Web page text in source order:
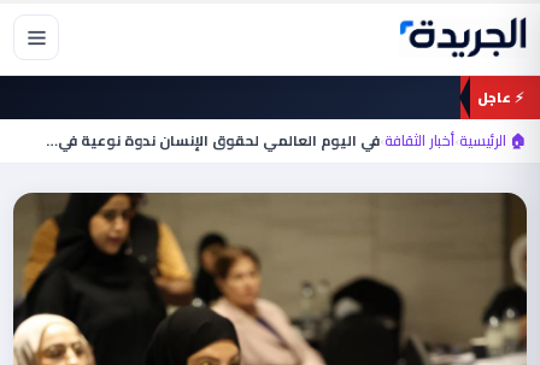
تخطي
المحتوى
⚡ عاجل
🏠 الرئيسية›أخبار الثقافة›في اليوم العالمي لحقوق الإنسان ندوة نوعية في…